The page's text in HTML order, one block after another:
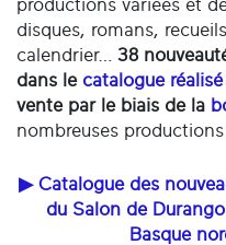
productions variées et
disques, romans,
calendrier…
38
dans le catalogue réalisé
vente par le biais de la
nombreuses productions
▶ Catalogue des
du Salon de
Basque